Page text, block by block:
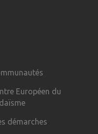
Européen du
démarches